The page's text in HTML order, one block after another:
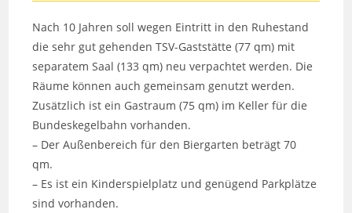
Nach 10 Jahren soll wegen Eintritt in den Ruhestand
die sehr gut gehenden TSV-Gaststätte (77 qm) mit
separatem Saal (133 qm) neu verpachtet werden. Die
Räume können auch gemeinsam genutzt werden.
Zusätzlich ist ein Gastraum (75 qm) im Keller für die
Bundeskegelbahn vorhanden.
– Der Außenbereich für den Biergarten beträgt 70
qm.
– Es ist ein Kinderspielplatz und genügend Parkplätze
sind vorhanden.